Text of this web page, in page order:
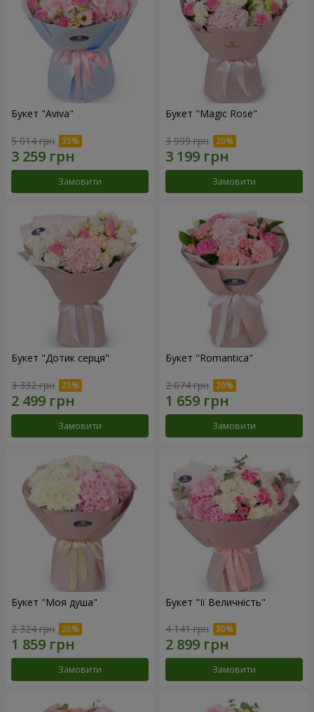
Букет "Aviva"
5 014 грн
Замовити
Букет "Magic Rose"
3 999 грн
Замовити
Букет "Дотик серця"
3 332 грн
Замовити
Букет "Romantica"
2 074 грн
Замовити
Букет "Моя душа"
2 324 грн
Замовити
Букет "Її Величність"
4 141 грн
Замовити